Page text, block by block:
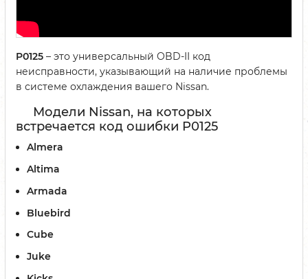
P0125 – это универсальный OBD-II код
неисправности, указывающий на наличие проблемы
в системе охлаждения вашего Nissan.
Модели Nissan, на которых
встречается код ошибки P0125
Almera
Altima
Armada
Bluebird
Cube
Juke